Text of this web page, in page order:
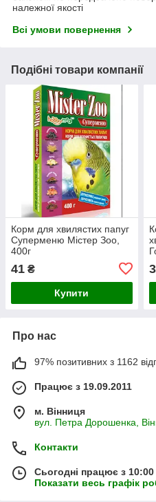
належної якості
Всі умови повернення
Подібні товари компанії
Корм для хвилястих папуг
Суперменю Містер Зоо,
400г
41 ₴
Купити
Про нас
97% позитивних з 1162
Працює з 19.09.2011
м. Вінниця
вул. Петра Дорошенка,
Контакти
Сьогодні працює з
Показати весь графік